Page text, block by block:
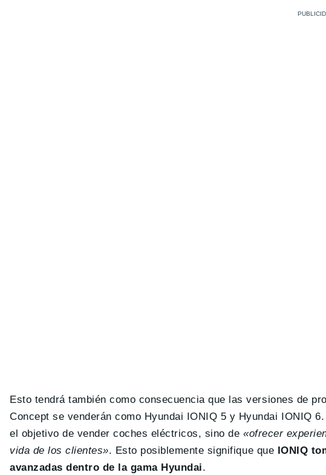
Esto tendrá también como consecuencia que las versiones de
Concept se venderán como Hyundai IONIQ 5 y Hyundai IONIQ
el objetivo de vender coches eléctricos, sino de «ofrecer
vida de los clientes». Esto posiblemente signifique que IONIQ
avanzadas dentro de la gama Hyundai.